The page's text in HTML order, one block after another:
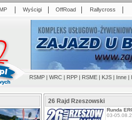
| Wyścigi | OffRoad | Rallycross |
RSMP | WRC | RPP | RSME | KJS | Inne |
26 Rajd Rzeszowski
Runda
03-